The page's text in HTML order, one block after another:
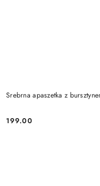
Srebrna apaszetka z
Cena:
199.00